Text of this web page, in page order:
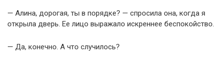
— Алина, дорогая, ты в порядке? — спросила она, когда я
открыла дверь. Ее лицо выражало искреннее беспокойство.
— Да, конечно. А что случилось?